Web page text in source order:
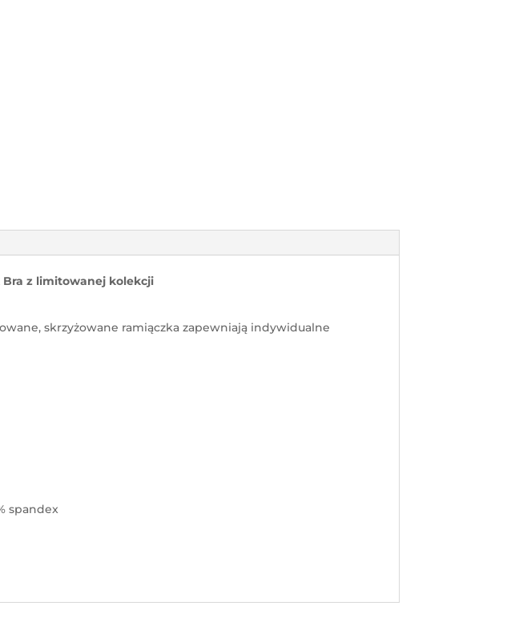
Bra z limitowanej kolekcji
skrzyżowane ramiączka zapewniają indywidualne
spandex